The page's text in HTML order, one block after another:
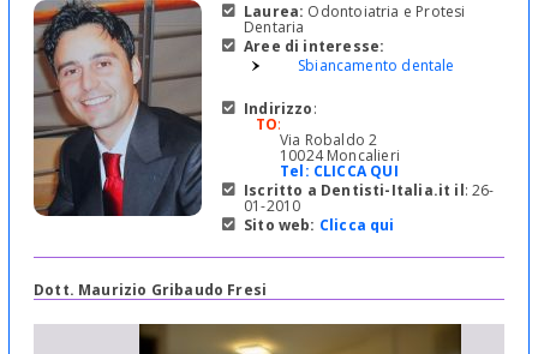
Laurea: Odontoiatria e Protesi
Dentaria
Aree di interesse:
Sbiancamento dentale
Indirizzo:
TO:
Via Robaldo 2
10024 Moncalieri
Tel: CLICCA QUI
Iscritto a Dentisti-Italia.it il: 26-
01-2010
Sito web: Clicca qui
Dott. Maurizio Gribaudo Fresi